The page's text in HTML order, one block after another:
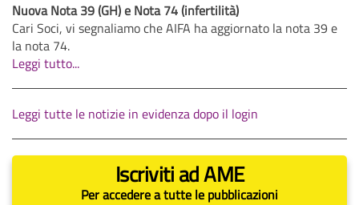
Nuova Nota 39 (GH) e Nota 74 (infertilità)
Cari Soci, vi segnaliamo che AIFA ha aggiornato la nota 39 e
la nota 74.
Leggi tutto...
Leggi tutte le notizie in evidenza dopo il login
Iscriviti ad AME
Per accedere a tutte le pubblicazioni